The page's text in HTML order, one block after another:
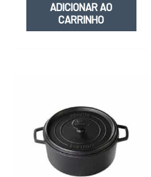
ADICIONAR AO
CARRINHO